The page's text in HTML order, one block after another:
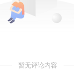
暂无评论内容